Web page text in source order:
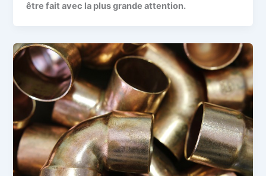
être fait avec la plus grande attention.